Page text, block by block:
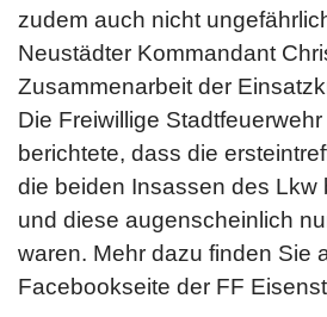
zudem auch nicht
Neustädter Kommandant
Zusammenarbeit der
Die Freiwillige
berichtete, dass die
die beiden Insassen des Lkw
und diese augenscheinlich
waren. Mehr dazu finden Sie
Facebookseite der FF